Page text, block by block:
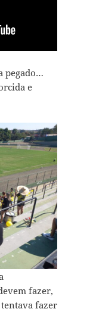
pegado…
e
fazer,
fazer